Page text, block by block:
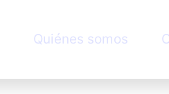
Quiénes somos